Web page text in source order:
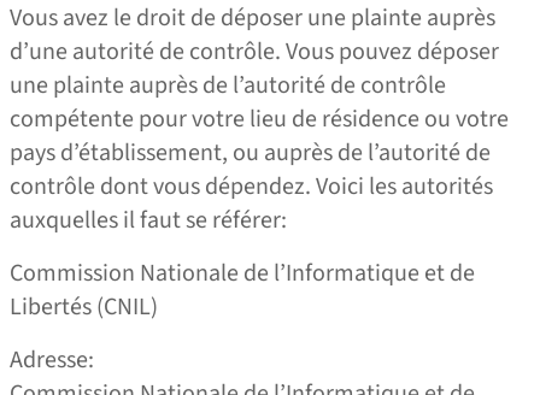
Vous avez le droit de déposer une plainte auprès
d’une autorité de contrôle. Vous pouvez déposer
une plainte auprès de l’autorité de contrôle
compétente pour votre lieu de résidence ou votre
pays d’établissement, ou auprès de l’autorité de
contrôle dont vous dépendez. Voici les autorités
auxquelles il faut se référer:
Commission Nationale de l’Informatique et de
Libertés (CNIL)
Adresse: